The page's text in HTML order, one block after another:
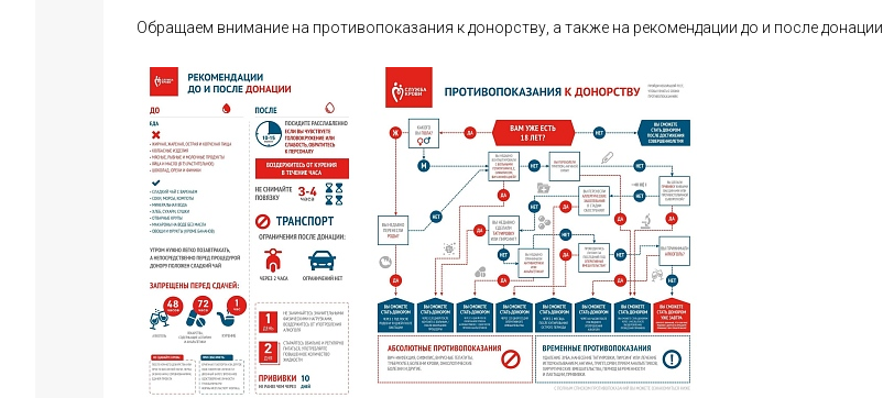
Обращаем внимание на противопоказания к донорству, а также на рекомендации до и после донации.